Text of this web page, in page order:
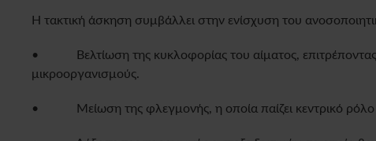
Η τακτική άσκηση συμβάλλει στην ενίσχυση του
• Βελτίωση της κυκλοφορίας του αίματος, επιτρέποντας
μικροοργανισμούς.
• Μείωση της φλεγμονής, η οποία παίζει κεντρικό